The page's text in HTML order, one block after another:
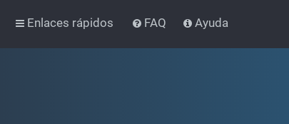
Enlaces rápidos FAQ Ayuda